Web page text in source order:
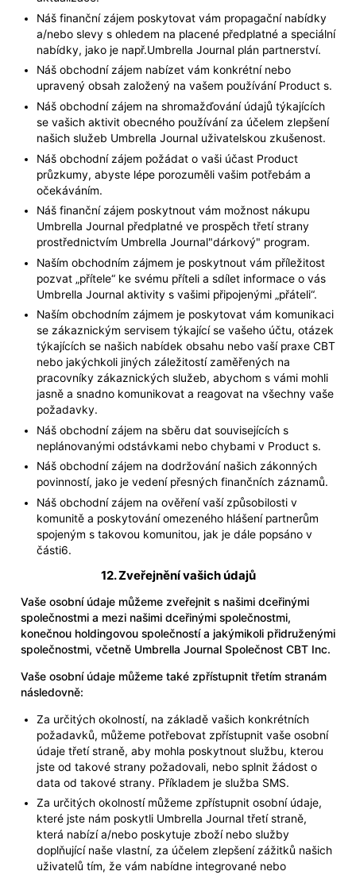
Náš finanční zájem poskytovat vám propagační nabídky
a/nebo slevy s ohledem na placené předplatné a speciální
nabídky, jako je např.Umbrella Journal plán partnerství.
Náš obchodní zájem nabízet vám konkrétní nebo
upravený obsah založený na vašem používání Product s.
Náš obchodní zájem na shromažďování údajů týkajících
se vašich aktivit obecného používání za účelem zlepšení
našich služeb Umbrella Journal uživatelskou zkušenost.
Náš obchodní zájem požádat o vaši účast Product
průzkumy, abyste lépe porozuměli vašim potřebám a
očekáváním.
Náš finanční zájem poskytnout vám možnost nákupu
Umbrella Journal předplatné ve prospěch třetí strany
prostřednictvím Umbrella Journal"dárkový" program.
Naším obchodním zájmem je poskytnout vám příležitost
pozvat „přítele“ ke svému příteli a sdílet informace o vás
Umbrella Journal aktivity s vašimi připojenými „přáteli“.
Naším obchodním zájmem je poskytovat vám komunikaci
se zákaznickým servisem týkající se vašeho účtu, otázek
týkajících se našich nabídek obsahu nebo vaší praxe CBT
nebo jakýchkoli jiných záležitostí zaměřených na
pracovníky zákaznických služeb, abychom s vámi mohli
jasně a snadno komunikovat a reagovat na všechny vaše
požadavky.
Náš obchodní zájem na sběru dat souvisejících s
neplánovanými odstávkami nebo chybami v Product s.
Náš obchodní zájem na dodržování našich zákonných
povinností, jako je vedení přesných finančních záznamů.
Náš obchodní zájem na ověření vaší způsobilosti v
komunitě a poskytování omezeného hlášení partnerům
spojeným s takovou komunitou, jak je dále popsáno v
části6.
12. Zveřejnění vašich údajů
Vaše osobní údaje můžeme zveřejnit s našimi dceřinými
společnostmi a mezi našimi dceřinými společnostmi,
konečnou holdingovou společností a jakýmikoli přidruženými
společnostmi, včetně Umbrella Journal Společnost CBT Inc.
Vaše osobní údaje můžeme také zpřístupnit třetím stranám
následovně:
Za určitých okolností, na základě vašich konkrétních
požadavků, můžeme potřebovat zpřístupnit vaše osobní
údaje třetí straně, aby mohla poskytnout službu, kterou
jste od takové strany požadovali, nebo splnit žádost o
data od takové strany. Příkladem je služba SMS.
Za určitých okolností můžeme zpřístupnit osobní údaje,
které jste nám poskytli Umbrella Journal třetí straně,
která nabízí a/nebo poskytuje zboží nebo služby
doplňující naše vlastní, za účelem zlepšení zážitků našich
uživatelů tím, že vám nabídne integrované nebo